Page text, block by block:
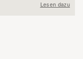
Lesen dazu